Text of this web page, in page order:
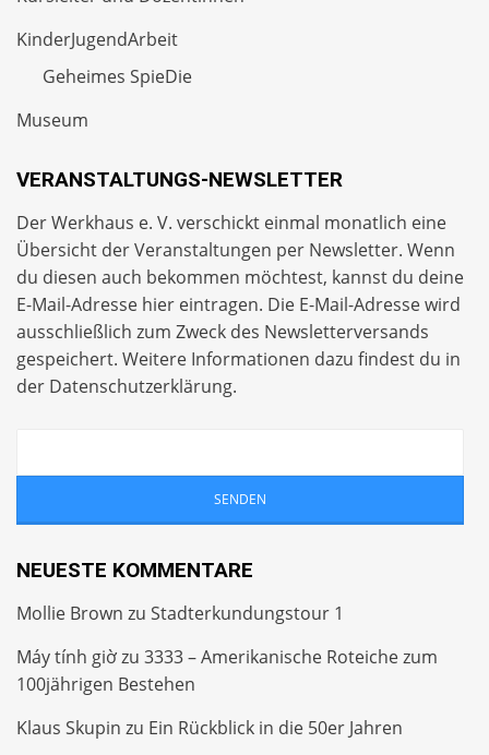
KinderJugendArbeit
Geheimes SpieDie
Museum
VERANSTALTUNGS-NEWSLETTER
Der Werkhaus e. V. verschickt einmal monatlich eine
Übersicht der Veranstaltungen per Newsletter. Wenn
du diesen auch bekommen möchtest, kannst du deine
E-Mail-Adresse hier eintragen. Die E-Mail-Adresse wird
ausschließlich zum Zweck des Newsletterversands
gespeichert. Weitere Informationen dazu findest du in
der Datenschutzerklärung.
NEUESTE KOMMENTARE
Mollie Brown zu Stadterkundungstour 1
Máy tính giờzu 3333 – Amerikanische Roteiche zum
100jährigen Bestehen
Klaus Skupin zu Ein Rückblick in die 50er Jahren